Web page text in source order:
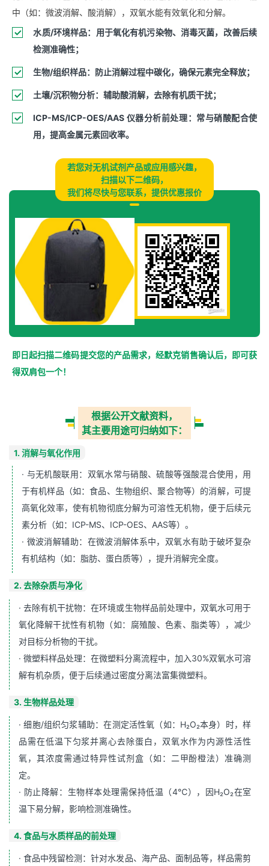
中（如：微波消解、酸消解），双氧水能有效氧化和分解。
水质/环境样品‌：用于氧化有机污染物、消毒灭菌，改善后续
检测准确性；
生物/组织样品‌：防止消解过程中碳化，确保元素完全释放；
土壤/沉积物分析‌：辅助酸消解，去除有机质干扰；
ICP-MS/ICP-OES/AAS 仪器分析前处理‌：常与硝酸配合使
用，提高金属元素回收率。
若您对无机试剂产品或应用感兴趣，
扫描以下二维码，
我们将尽快与您联系，提供优惠报价
即日起扫描二维码提交您的产品需求，经默克销售确认后，即可获
得双肩包一个！
根据公开文献资料，
其主要用途可归纳如下：
‌1. 消解与氧化作用
· ‌与无机酸联用‌：双氧水常与硝酸、硫酸等强酸混合使用，用
于有机样品（如：食品、生物组织、聚合物等）的消解，可提
高氧化效率，使有机物彻底分解为可溶性无机物，便于后续元
素分析（如：ICP-MS、ICP-OES、AAS等）‌。
· ‌微波消解辅助‌：在微波消解体系中，双氧水有助于破坏复杂
有机结构（如：脂肪、蛋白质等），提升消解完全度‌。
‌2. 去除杂质与净化
· ‌去除有机干扰物‌：在环境或生物样品前处理中，双氧水可用于
氧化降解干扰性有机物（如：腐殖酸、色素、脂类等），减少
对目标分析物的干扰‌。
· ‌微塑料样品处理‌：在微塑料分离流程中，加入30%双氧水可溶
解有机杂质，便于后续通过密度分离法富集微塑料‌。
‌3. 生物样品处理
· ‌细胞/组织匀浆辅助‌：在测定活性氧（如：H₂O₂本身）时，样
品需在低温下匀浆并离心去除蛋白，双氧水作为内源性活性
氧，其浓度需通过特异性试剂盒（如：二甲酚橙法）准确测
定‌。
· ‌防止降解‌：生物样本处理需保持低温（4℃），因H₂O₂在室
温下易分解，影响检测准确性‌。
‌4. 食品与水质样品的前处理
· ‌食品中残留检测‌：针对水发品、海产品、面制品等，样品需剪